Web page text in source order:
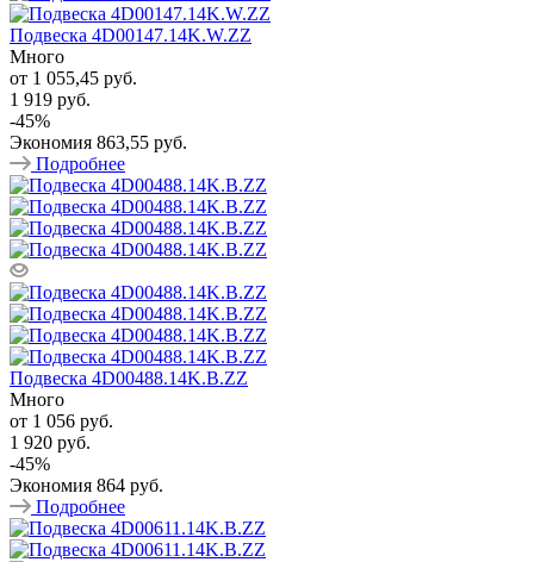
Подвеска 4D00147.14K.W.ZZ
Много
от 1 055,45 руб.
1 919 руб.
-45%
Экономия 863,55 руб.
Подробнее
Подвеска 4D00488.14K.B.ZZ
Много
от 1 056 руб.
1 920 руб.
-45%
Экономия 864 руб.
Подробнее